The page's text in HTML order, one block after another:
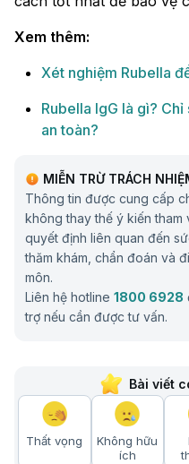
Xem thêm:
Xét nghiệm Rubella
Rubella IgG là gì?
an toàn?
MIỄN TRỪ TRÁCH
Thông tin được cung cấp
không thay thế ý kiến
quyết định liên quan đến
thăm khám, chẩn đoán và
môn.
Liên hệ hotline 1800 6928
trợ nếu cần được tư vấn.
Bài viết
Thất vọng
Không hữu
ích